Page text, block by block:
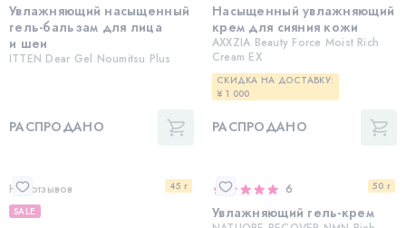
Увлажняющий насыщенный
гель-бальзам для лица
и шеи
ITTEN Dear Gel Noumitsu Plus
РАСПРОДАНО
Насыщенный увлажняющий
крем для сияния кожи
AXXZIA Beauty Force Moist Rich
Cream EX
СКИДКА НА ДОСТАВКУ:
¥ 1 000
РАСПРОДАНО
45 г
Нет отзывов
SALE
50 г
6
Увлажняющий гель-крем